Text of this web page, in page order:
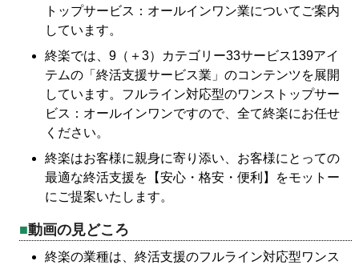
トップサービス：オールインワン業についてご案内
しています。
終楽では、9（＋3）カテゴリー33サービス139アイ
テムの「終活支援サービス業」のコンテンツを展開
しています。フルライン対応型のワンストップサー
ビス：オールインワンですので、全て終楽にお任せ
ください。
終楽はお客様に親身に寄り添い、お客様にとっての
最適な終活支援を【安心・格安・便利】をモットー
にご提案いたします。
動画の見どころ
終楽の業種は、終活支援のフルライン対応型ワンス